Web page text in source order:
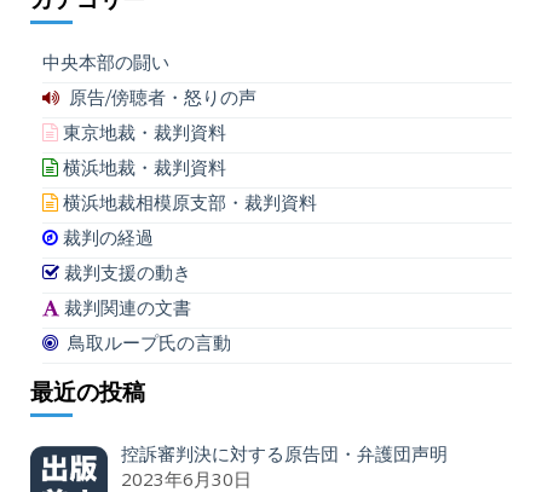
中央本部の闘い
原告/傍聴者・怒りの声
東京地裁・裁判資料
横浜地裁・裁判資料
横浜地裁相模原支部・裁判資料
裁判の経過
裁判支援の動き
裁判関連の文書
鳥取ループ氏の言動
最近の投稿
控訴審判決に対する原告団・弁護団声明
2023年6月30日